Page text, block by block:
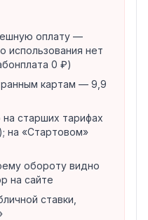
Для
индивидуальный
в одном договоре
/ UnionPay
Alfa Pay, Яндекс Пэй
(Яндекс), Подели
лимитами
чеки)
оплату —
использования нет
0 ₽)
картам — 9,9
старших тарифах
на «Стартовом»
обороту видно
на сайте
ставки,